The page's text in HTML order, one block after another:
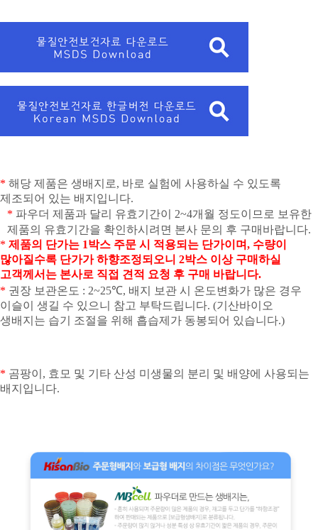
* 해당 제품은 생배지로, 바로 실험에 사용하실 수 있도록
제조되어 있는 배지입니다.
* 파우더 제품과 달리 유효기간이 2~4개월 정도이므로 보유한
제품의 유효기간을 확인하시려면 본사 문의 후 구매바랍니다.
* 제품의 단가는 1박스 주문 시 적용되는 단가이며, 수량이
많아질수록 단가가 하향조정되오니 2박스 이상 구매하실
고객께서는 본사로 직접 견적 요청 후 구매 바랍니다.
* 권장 보관온도 : 2~25℃, 배지 보관 시 온도변화가 많은 경우
이슬이 생길 수 있으니 참고 부탁드립니다. (기산바이오
생배지는 습기 조절을 위해 흡습제가 동봉되어 있습니다.)
* 곰팡이 , 효모 및 기타 산성 미생물의 분리 및 배양에 사용되는
배지입니다.